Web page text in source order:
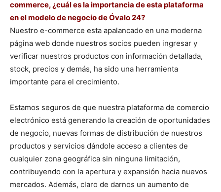
commerce, ¿cuál es la importancia de esta plataforma
en el modelo de negocio de Óvalo 24?
Nuestro e-commerce esta apalancado en una moderna
página web donde nuestros socios pueden ingresar y
verificar nuestros productos con información detallada,
stock, precios y demás, ha sido una herramienta
importante para el crecimiento.
Estamos seguros de que nuestra plataforma de comercio
electrónico está generando la creación de oportunidades
de negocio, nuevas formas de distribución de nuestros
productos y servicios dándole acceso a clientes de
cualquier zona geográfica sin ninguna limitación,
contribuyendo con la apertura y expansión hacia nuevos
mercados. Además, claro de darnos un aumento de